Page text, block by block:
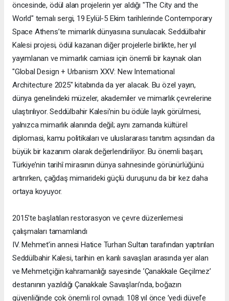
öncesinde, ödül alan projelerin yer aldığı "The City and the
World" temalı sergi, 19 Eylül-5 Ekim tarihlerinde Contemporary
Space Athens’te mimarlık dünyasına sunulacak. Seddülbahir
Kalesi projesi, ödül kazanan diğer projelerle birlikte, her yıl
yayımlanan ve mimarlık camiası için önemli bir kaynak olan
"Global Design + Urbanism XXV: New International
Architecture 2025" kitabında da yer alacak. Bu özel yayın,
dünya genelindeki müzeler, akademiler ve mimarlık çevrelerine
ulaştırılıyor. Seddülbahir Kalesi’nin bu ödüle layık görülmesi,
yalnızca mimarlık alanında değil; aynı zamanda kültürel
diplomasi, kamu politikaları ve uluslararası tanıtım açısından da
büyük bir kazanım olarak değerlendiriliyor. Bu önemli başarı,
Türkiye’nin tarihî mirasının dünya sahnesinde görünürlüğünü
artırırken, çağdaş mimarideki güçlü duruşunu da bir kez daha
ortaya koyuyor.
2015’te başlatılan restorasyon ve çevre düzenlemesi
çalışmaları tamamlandı
IV. Mehmet’in annesi Hatice Turhan Sultan tarafından yaptırılan
Seddülbahir Kalesi, tarihin en kanlı savaşları arasında yer alan
ve Mehmetçiğin kahramanlığı sayesinde ’Çanakkale Geçilmez’
destanının yazıldığı Çanakkale Savaşları’nda, boğazın
güvenliğinde çok önemli rol oynadı. 108 yıl önce ’yedi düvel’e